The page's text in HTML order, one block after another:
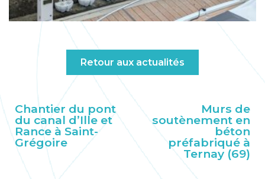
Retour aux actualités
Chantier du pont
du canal d’Ille et
Rance à Saint-
Grégoire
Murs de
soutènement en
béton
préfabriqué à
Ternay (69)